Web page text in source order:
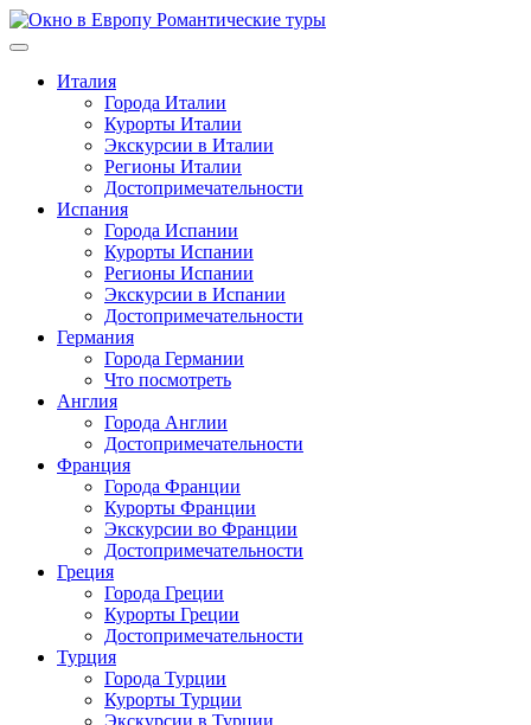
Перейти
к
Италия
Города Италии
Курорты Италии
Экскурсии в Италии
Регионы Италии
Достопримечательности
Испания
Города Испании
Курорты Испании
Регионы Испании
Экскурсии в Испании
Достопримечательности
Германия
Города Германии
Что посмотреть
Англия
Города Англии
Достопримечательности
Франция
Города Франции
Курорты Франции
Экскурсии во Франции
Достопримечательности
Греция
Города Греции
Курорты Греции
Достопримечательности
Турция
Города Турции
Курорты Турции
Экскурсии в Турции